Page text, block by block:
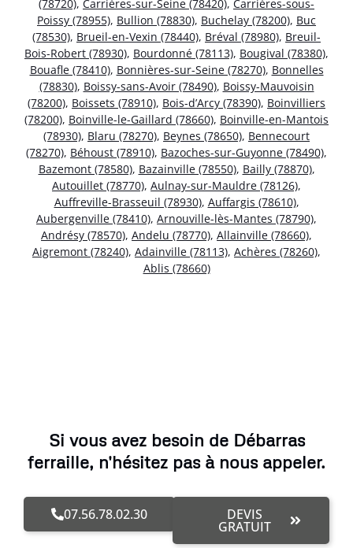
(78720), Carrières-sur-Seine (78420), Carrières-sous-
Poissy (78955), Bullion (78830), Buchelay (78200), Buc
(78530), Brueil-en-Vexin (78440), Bréval (78980), Breuil-
Bois-Robert (78930), Bourdonné (78113), Bougival (78380),
Bouafle (78410), Bonnières-sur-Seine (78270), Bonnelles
(78830), Boissy-sans-Avoir (78490), Boissy-Mauvoisin
(78200), Boissets (78910), Bois-d’Arcy (78390), Boinvilliers
(78200), Boinville-le-Gaillard (78660), Boinville-en-Mantois
(78930), Blaru (78270), Beynes (78650), Bennecourt
(78270), Béhoust (78910), Bazoches-sur-Guyonne (78490),
Bazemont (78580), Bazainville (78550), Bailly (78870),
Autouillet (78770), Aulnay-sur-Mauldre (78126),
Auffreville-Brasseuil (78930), Auffargis (78610),
Aubergenville (78410), Arnouville-lès-Mantes (78790),
Andrésy (78570), Andelu (78770), Allainville (78660),
Aigremont (78240), Adainville (78113), Achères (78260),
Ablis (78660)
Si vous avez besoin de Débarras
ferraille, n'hésitez pas à nous appeler.
07.56.78.02.30 DEVIS
GRATUIT